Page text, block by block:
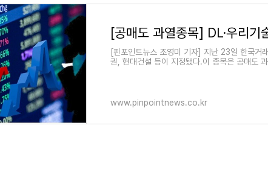
[핀포인트뉴스 조영미 기자] 지난 23일 한국거
권, 현대건설 등이 지정됐다.이 종목은 공매도
www.pinpointnews.co.kr